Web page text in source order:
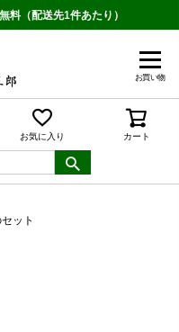
料（配送先1件あたり）
お買い物
お気に入り カート
ット